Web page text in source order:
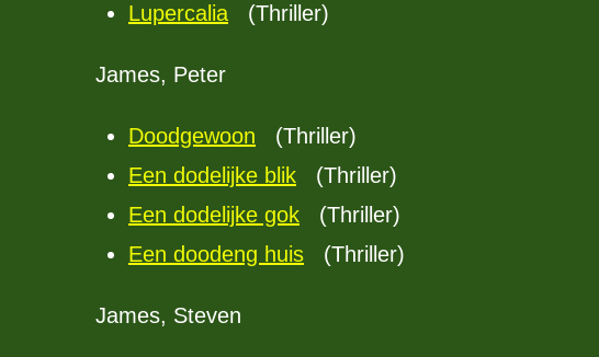
Lupercalia (Thriller)
James, Peter
Doodgewoon (Thriller)
Een dodelijke blik (Thriller)
Een dodelijke gok (Thriller)
Een doodeng huis (Thriller)
James, Steven